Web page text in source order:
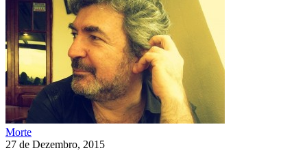
Morte
27 de Dezembro, 2015